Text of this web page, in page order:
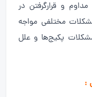
و قرارگرفتن در
مختلفی مواجه
پکیج‌ها و علل
: